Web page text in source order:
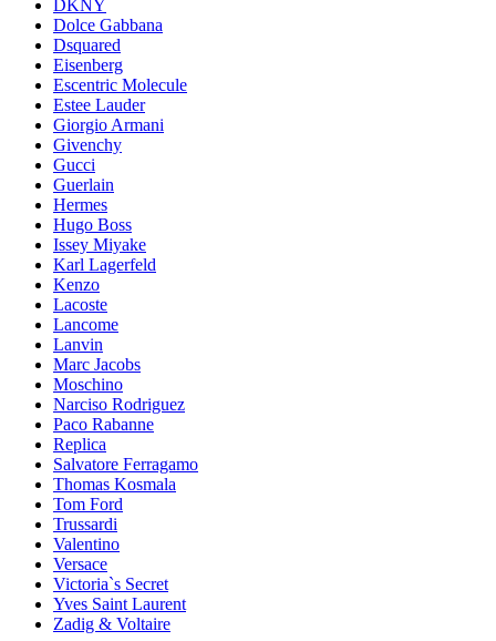
DKNY
Dolce Gabbana
Dsquared
Eisenberg
Escentric Molecule
Estee Lauder
Giorgio Armani
Givenchy
Gucci
Guerlain
Hermes
Hugo Boss
Issey Miyake
Karl Lagerfeld
Kenzo
Lacoste
Lancome
Lanvin
Marc Jacobs
Moschino
Narciso Rodriguez
Paco Rabanne
Replica
Salvatore Ferragamo
Thomas Kosmala
Tom Ford
Trussardi
Valentino
Versace
Victoria`s Secret
Yves Saint Laurent
Zadig & Voltaire